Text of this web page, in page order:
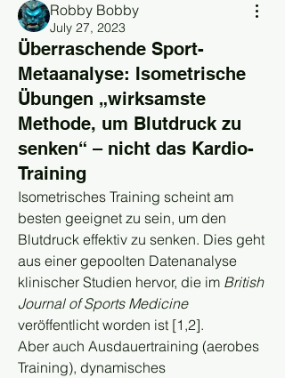
Robby Bobby
July 27, 2023
Überraschende Sport-
Metaanalyse: Isometrische
Übungen „wirksamste
Methode, um Blutdruck zu
senken“ – nicht das Kardio-
Training
Isometrisches Training scheint am
besten geeignet zu sein, um den
Blutdruck effektiv zu senken. Dies geht
aus einer gepoolten Datenanalyse
klinischer Studien hervor, die im British
Journal of Sports Medicine
veröffentlicht worden ist [1,2].
Aber auch Ausdauertraining (aerobes
Training), dynamisches